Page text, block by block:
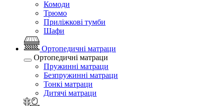
Комоди
Трюмо
Приліжкові тумби
Шафи
Ортопедичні матраци
Ортопедичні матраци
Пружинні матраци
Безпружинні матраци
Тонкі матраци
Дитячі матраци